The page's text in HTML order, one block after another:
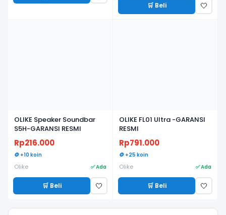
🛒 Beli 🤍
OLIKE Speaker Soundbar
S5H-GARANSI RESMI
Rp216.000
🪙 +10 koin
Olike ✅ Ada
🛒 Beli 🤍
OLIKE FL01 Ultra -GARANSI
RESMI
Rp791.000
🪙 +25 koin
Olike ✅ Ada
🛒 Beli 🤍